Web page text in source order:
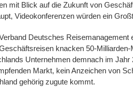
mit Blick auf die Zukunft von
Videokonferenzen würden ein
Deutsches
knacken 50-
Unternehmen demnach im
Markt, kein Anzeichen von
gehörig zugute kommt.